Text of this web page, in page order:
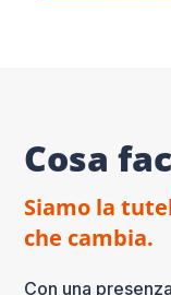
Cosa
Siamo la
che cambia.
Con una